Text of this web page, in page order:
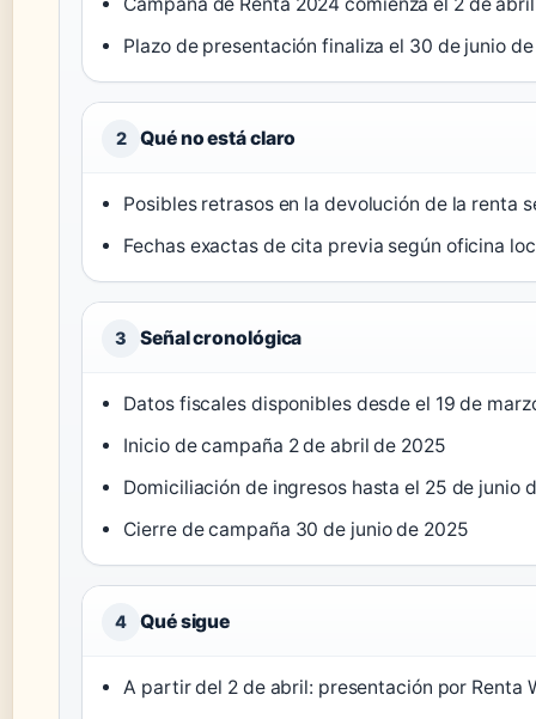
Plazo de presentación finaliza el 30 de junio
2 Qué no está claro
Posibles retrasos en la devolución de la renta
Fechas exactas de cita previa según oficina
3 Señal cronológica
Datos fiscales disponibles desde el 19 de
Inicio de campaña 2 de abril de 2025
Domiciliación de ingresos hasta el 25 de junio
Cierre de campaña 30 de junio de 2025
4 Qué sigue
A partir del 2 de abril: presentación por Renta